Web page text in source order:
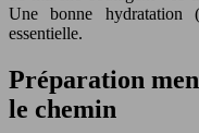
Une bonne
essentielle.
Préparation
le chemin